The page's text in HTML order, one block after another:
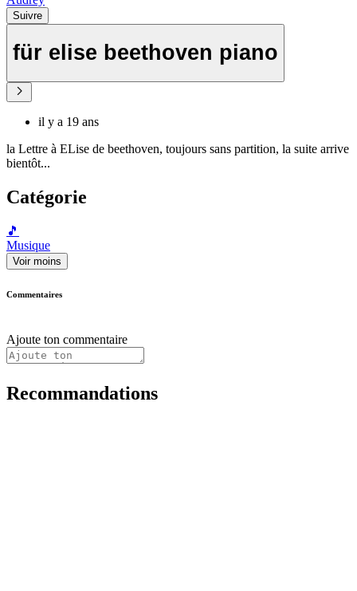
Suivre
für elise beethoven piano
il y a 19 ans
la Lettre à ELise de beethoven, toujours sans partition, la suite arrive
bientôt...
Catégorie
🎵
Musique
Voir moins
Commentaires
Ajoute ton commentaire
Recommandations